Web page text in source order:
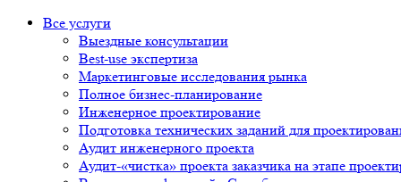
Все услуги
Выездные консультации
Best-use экспертиза
Маркетинговые исследования рынка
Полное бизнес-планирование
Инженерное проектирование
Подготовка технических заданий для
Аудит инженерного проекта
Аудит-«чистка» проекта заказчика на этапе